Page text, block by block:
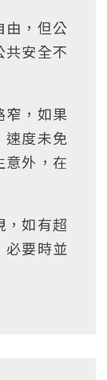
由，但公
共安全不
窄，如果
速度未免
意外，在
，如有超
必要時並